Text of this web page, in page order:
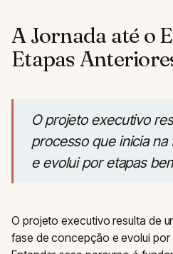
A Jornada até o
Etapas
O projeto executivo
processo que inicia
e evolui por etapas
O projeto executivo resulta de
fase de concepção e evolui